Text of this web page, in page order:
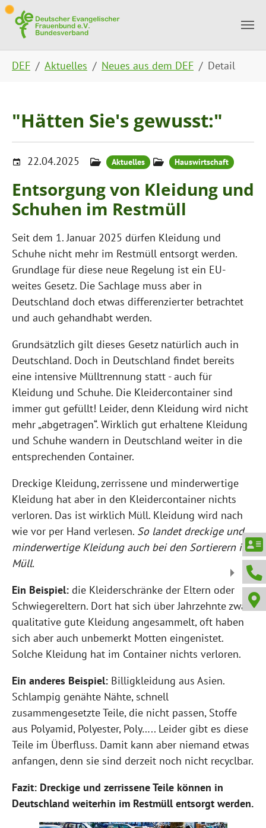
Skip to main content
Skip to page footer
DEF Aktuelles Neues aus dem DEF Detail
"Hätten Sie's gewusst:"
22.04.2025 Aktuelles Hauswirtschaft
Entsorgung von Kleidung und
Schuhen im Restmüll
Seit dem 1. Januar 2025 dürfen Kleidung und
Schuhe nicht mehr im Restmüll entsorgt werden.
Grundlage für diese neue Regelung ist ein EU-
weites Gesetz. Die Sachlage muss aber in
Deutschland doch etwas differenzierter betrachtet
und auch gehandhabt werden.
Grundsätzlich gilt dieses Gesetz natürlich auch in
Deutschland. Doch in Deutschland findet bereits
eine intensive Mülltrennung statt - auch für
Kleidung und Schuhe. Die Kleidercontainer sind
immer gut gefüllt! Leider, denn Kleidung wird nicht
mehr „abgetragen“. Wirklich gut erhaltene Kleidung
und Schuhe wandern in Deutschland weiter in die
entsprechenden Container.
Dreckige Kleidung, zerrissene und minderwertige
Kleidung hat aber in den Kleidercontainer nichts
verloren. Das ist wirklich Müll. Kleidung wird nach
wie vor per Hand verlesen. So landet dreckige und
minderwertige Kleidung auch bei den Sortierern im
Müll.
Ein Beispiel: die Kleiderschränke der Eltern oder
Schwiegereltern. Dort hat sich über Jahrzehnte zwar
qualitative gute Kleidung angesammelt, oft haben
sich aber auch unbemerkt Motten eingenistet.
Solche Kleidung hat im Container nichts verloren.
Ein anderes Beispiel: Billigkleidung aus Asien.
Schlampig genähte Nähte, schnell
zusammengesetzte Teile, die nicht passen, Stoffe
aus Polyamid, Polyester, Poly….. Leider gibt es diese
Teile im Überfluss. Damit kann aber niemand etwas
anfangen, denn sie sind derzeit noch nicht recyclbar.
Fazit: Dreckige und zerrissene Teile können in
Deutschland weiterhin im Restmüll entsorgt werden.